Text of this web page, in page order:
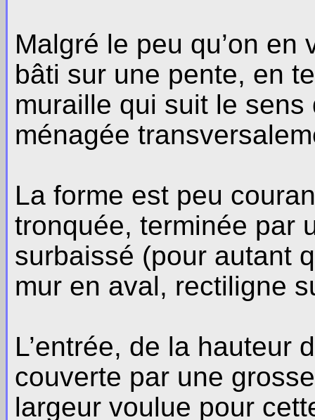
Malgré le peu qu’on en
bâti sur une pente, en
muraille qui suit le sens
ménagée
La forme est peu
tronquée, terminée par
surbaissé (pour autant
mur en aval, rectiligne
L’entrée, de la hauteur
couverte par une
largeur voulue pour